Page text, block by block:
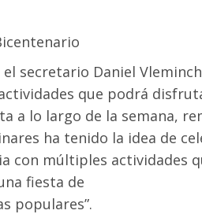
secretario Daniel
que podrá
a lo largo de la semana,
ha tenido la idea de
con múltiples actividades
fiesta de
populares”.